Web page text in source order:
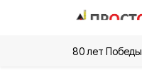
80 лет Победы